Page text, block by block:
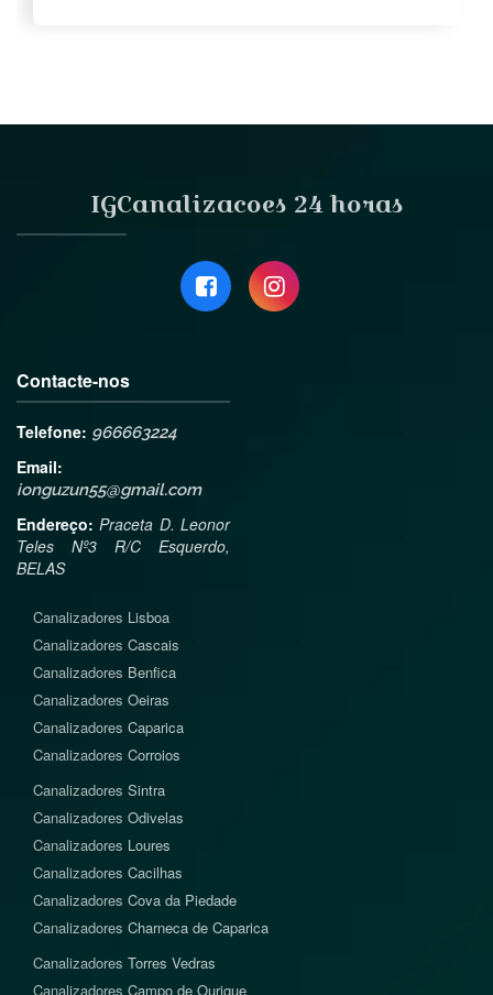
IGCanalizacoes 24 horas
Contacte-nos
Telefone: 966663224
Email:
ionguzun55@gmail.com
Endereço: Praceta D. Leonor
Teles Nº3 R/C Esquerdo,
BELAS
Canalizadores Lisboa
Canalizadores Cascais
Canalizadores Benfica
Canalizadores Oeiras
Canalizadores Caparica
Canalizadores Corroios
Canalizadores Sintra
Canalizadores Odivelas
Canalizadores Loures
Canalizadores Cacilhas
Canalizadores Cova da Piedade
Canalizadores Charneca de Caparica
Canalizadores Torres Vedras
Canalizadores Campo de Ourique